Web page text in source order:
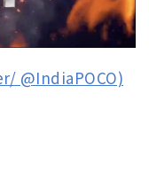
@IndiaPOCO)